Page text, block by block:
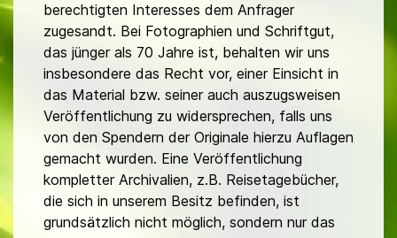
berechtigten Interesses dem Anfrager
zugesandt. Bei Fotographien und Schriftgut,
das jünger als 70 Jahre ist, behalten wir uns
insbesondere das Recht vor, einer Einsicht in
das Material bzw. seiner auch auszugsweisen
Veröffentlichung zu widersprechen, falls uns
von den Spendern der Originale hierzu Auflagen
gemacht wurden. Eine Veröffentlichung
kompletter Archivalien, z.B. Reisetagebücher,
die sich in unserem Besitz befinden, ist
grundsätzlich nicht möglich, sondern nur das